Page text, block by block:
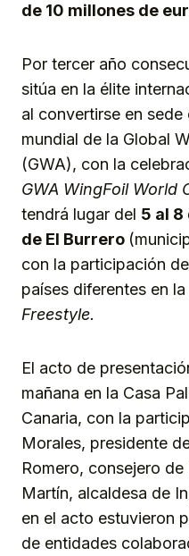
de 10 millones de
Por tercer año
sitúa en la élite
al convertirse en
mundial de la Global
(GWA), con la
GWA WingFoil World
tendrá lugar del 5 al 8
de El Burrero
con la participación
países diferentes en
Freestyle.
El acto de
mañana en la Casa
Canaria, con la
Morales, presidente
Romero, consejero
Martín, alcaldesa de
en el acto estuvieron
de entidades